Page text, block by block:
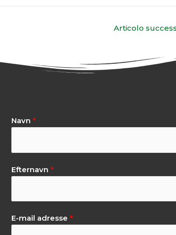
Articolo
Navn *
Efternavn *
E-mail adresse *